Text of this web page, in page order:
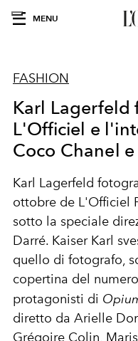
MENU
FASHION
Karl
L'Officiel e
Coco Chanel
Karl Lagerfeld
ottobre de L'Officiel
sotto la speciale
Darré. Kaiser Karl
quello di fotografo,
copertina del
protagonisti di
diretto da Arielle
Grégoire Colin,